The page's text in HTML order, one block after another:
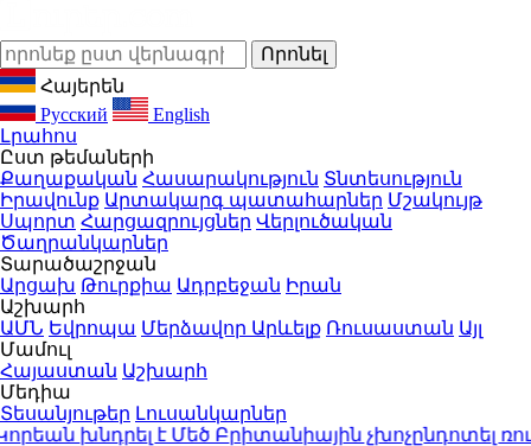
Հայերեն
Русский
English
Լրահոս
Ըստ թեմաների
Քաղաքական Հասարակություն Տնտեսություն
Իրավունք Արտակարգ պատահարներ Մշակույթ
Սպորտ Հարցազրույցներ Վերլուծական
Ծաղրանկարներ
Տարածաշրջան
Արցախ Թուրքիա Ադրբեջան Իրան
Աշխարհ
ԱՄՆ Եվրոպա Մերձավոր Արևելք Ռուսաստան Այլ
Մամուլ
Հայաստան Աշխարհ
Մեդիա
Տեսանյութեր Լուսանկարներ
խնդրել է Մեծ Բրիտանիային չխոչընդոտել